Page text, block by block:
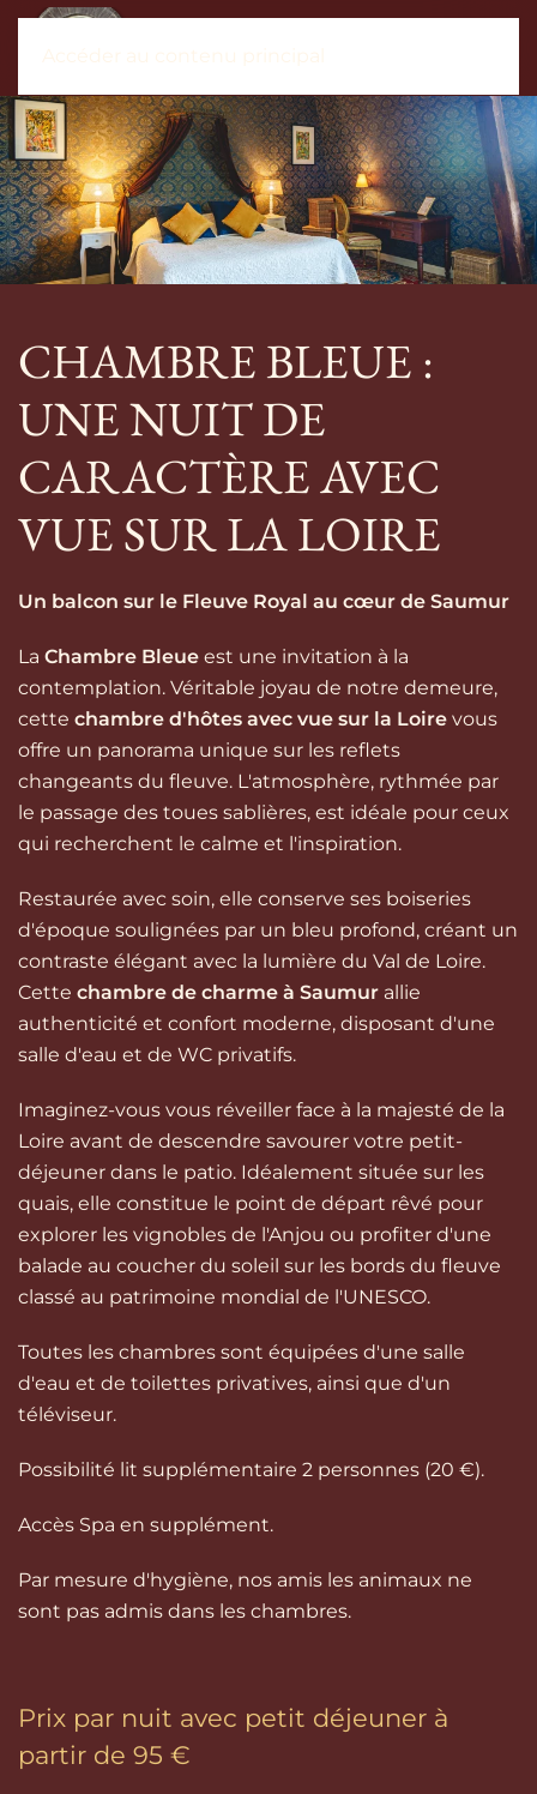
CHAMBRE BLEUE :
UNE NUIT DE
CARACTÈRE AVEC
VUE SUR LA LOIRE
Un balcon sur le Fleuve Royal au cœur de Saumur
La Chambre Bleue est une invitation à la
contemplation. Véritable joyau de notre demeure,
cette chambre d'hôtes avec vue sur la Loire vous
offre un panorama unique sur les reflets
changeants du fleuve. L'atmosphère, rythmée par
le passage des toues sablières, est idéale pour ceux
qui recherchent le calme et l'inspiration.
Restaurée avec soin, elle conserve ses boiseries
d'époque soulignées par un bleu profond, créant un
contraste élégant avec la lumière du Val de Loire.
Cette chambre de charme à Saumur allie
authenticité et confort moderne, disposant d'une
salle d'eau et de WC privatifs.
Imaginez-vous vous réveiller face à la majesté de la
Loire avant de descendre savourer votre petit-
déjeuner dans le patio. Idéalement située sur les
quais, elle constitue le point de départ rêvé pour
explorer les vignobles de l'Anjou ou profiter d'une
balade au coucher du soleil sur les bords du fleuve
classé au patrimoine mondial de l'UNESCO.
Toutes les chambres sont équipées d'une salle
d'eau et de toilettes privatives, ainsi que d'un
téléviseur.
Possibilité lit supplémentaire 2 personnes (20 €).
Accès Spa en supplément.
Par mesure d'hygiène, nos amis les animaux ne
sont pas admis dans les chambres.
Prix par nuit avec petit déjeuner à
partir de 95 €